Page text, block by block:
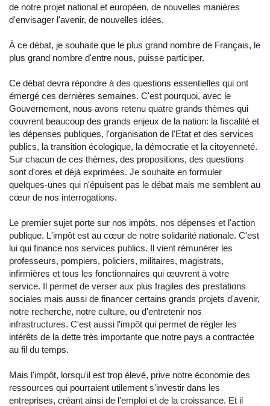
de notre projet national et européen, de nouvelles manières
d'envisager l'avenir, de nouvelles idées.
À ce débat, je souhaite que le plus grand nombre de Français, le
plus grand nombre d'entre nous, puisse participer.
Ce débat devra répondre à des questions essentielles qui ont
émergé ces dernières semaines. C'est pourquoi, avec le
Gouvernement, nous avons retenu quatre grands thèmes qui
couvrent beaucoup des grands enjeux de la nation: la fiscalité et
les dépenses publiques, l'organisation de l'Etat et des services
publics, la transition écologique, la démocratie et la citoyenneté.
Sur chacun de ces thèmes, des propositions, des questions
sont d'ores et déjà exprimées. Je souhaite en formuler
quelques-unes qui n'épuisent pas le débat mais me semblent au
cœur de nos interrogations.
Le premier sujet porte sur nos impôts, nos dépenses et l'action
publique. L'impôt est au cœur de notre solidarité nationale. C'est
lui qui finance nos services publics. Il vient rémunérer les
professeurs, pompiers, policiers, militaires, magistrats,
infirmières et tous les fonctionnaires qui œuvrent à votre
service. Il permet de verser aux plus fragiles des prestations
sociales mais aussi de financer certains grands projets d'avenir,
notre recherche, notre culture, ou d'entretenir nos
infrastructures. C'est aussi l'impôt qui permet de régler les
intérêts de la dette très importante que notre pays a contractée
au fil du temps.
Mais l'impôt, lorsqu'il est trop élevé, prive notre économie des
ressources qui pourraient utilement s'investir dans les
entreprises, créant ainsi de l'emploi et de la croissance. Et il